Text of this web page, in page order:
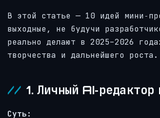
В этой статье — 10 идей
выходные, не будучи
реально делают в 2025–2026
творчества и дальнейшего роста.
1. Личный AI‑редактор
Суть: